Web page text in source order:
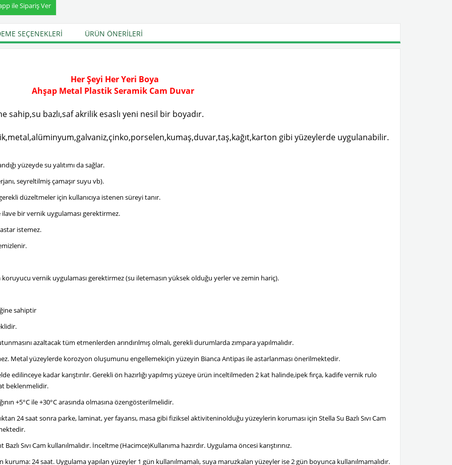
ile Sipariş Ver
SEÇENEKLERI ÜRÜN ÖNERILERI
Her Şeyi Her Yeri Boya
Ahşap Metal Plastik Seramik Cam Duvar
sahip,su bazlı,saf akrilik esaslı yeni nesil bir boyadır.
gibi yüzeylerde uygulanabilir.
yüzeyde su yalıtımı da sağlar.
seyreltilmiş çamaşır suyu vb).
düzeltmeler için kullanıcıya istenen süreyi tanır.
ilave bir vernik uygulaması gerektirmez.
istemez.
koruyucu vernik uygulaması gerektirmez (su iletemasın yüksek olduğu yerler ve zemin hariç).
sahiptir
azaltacak tüm etmenlerden arındırılmış olmalı, gerekli durumlarda zımpara yapılmalıdır.
Metal yüzeylerde korozyon oluşumunu engellemekiçin yüzeyin Bianca Antipas ile astarlanması önerilmektedir.
edilinceye kadar karıştırılır. Gerekli ön hazırlığı yapılmış yüzeye ürün inceltilmeden 2 kat halinde,ipek fırça, kadife vernik rulo
beklenmelidir.
+5°C ile +30°C arasında olmasına özengösterilmelidir.
24 saat sonra parke, laminat, yer fayansı, masa gibi fiziksel aktiviteninolduğu yüzeylerin koruması için Stella Su Bazlı Sıvı Cam
Sıvı Cam kullanılmalıdır. İnceltme (Hacimce)Kullanıma hazırdır. Uygulama öncesi karıştırınız.
kuruma: 24 saat. Uygulama yapılan yüzeyler 1 gün kullanılmamalı, suya maruzkalan yüzeyler ise 2 gün boyunca kullanılmamalıdır.